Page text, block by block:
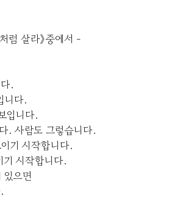
럼 살라》중에서 -
.
니다.
입니다.
. 사람도 그렇습니다.
기 시작합니다.
시작합니다.
으면